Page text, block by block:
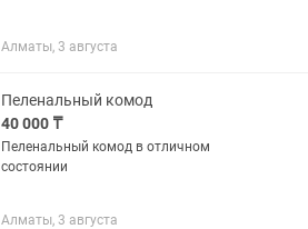
Алматы, 3 августа
Пеленальный комод
40 000 ₸
Пеленальный комод в отличном
состоянии
Алматы, 3 августа